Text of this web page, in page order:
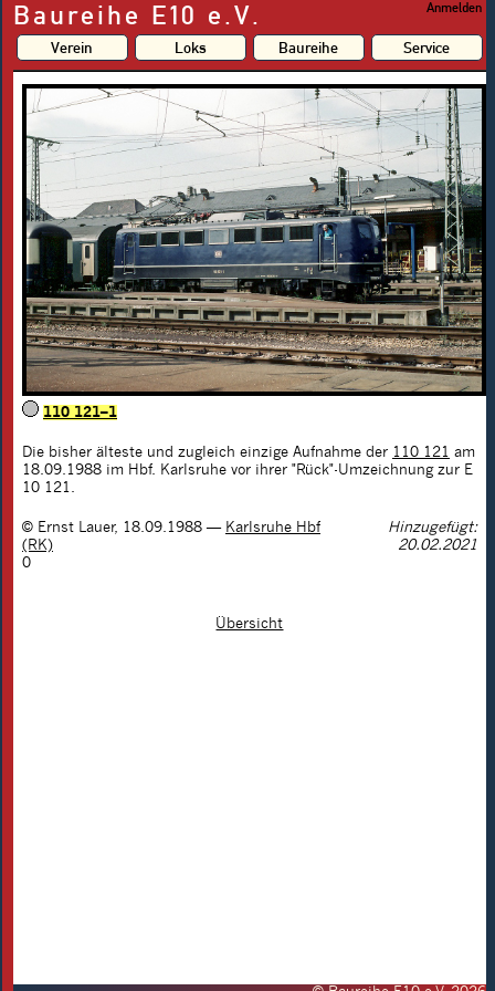
Baureihe E10 e.V. Anmelden
Verein Loks Baureihe Service
110 121–1
Die bisher älteste und zugleich einzige Aufnahme der 110 121 am
18.09.1988 im Hbf. Karlsruhe vor ihrer "Rück"-Umzeichnung zur E
10 121.
© Ernst Lauer, 18.09.1988 — Karlsruhe Hbf
(RK)
Hinzugefügt:
20.02.2021
0
Übersicht